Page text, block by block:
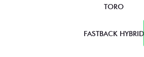
TORO
FASTBACK HYBRID